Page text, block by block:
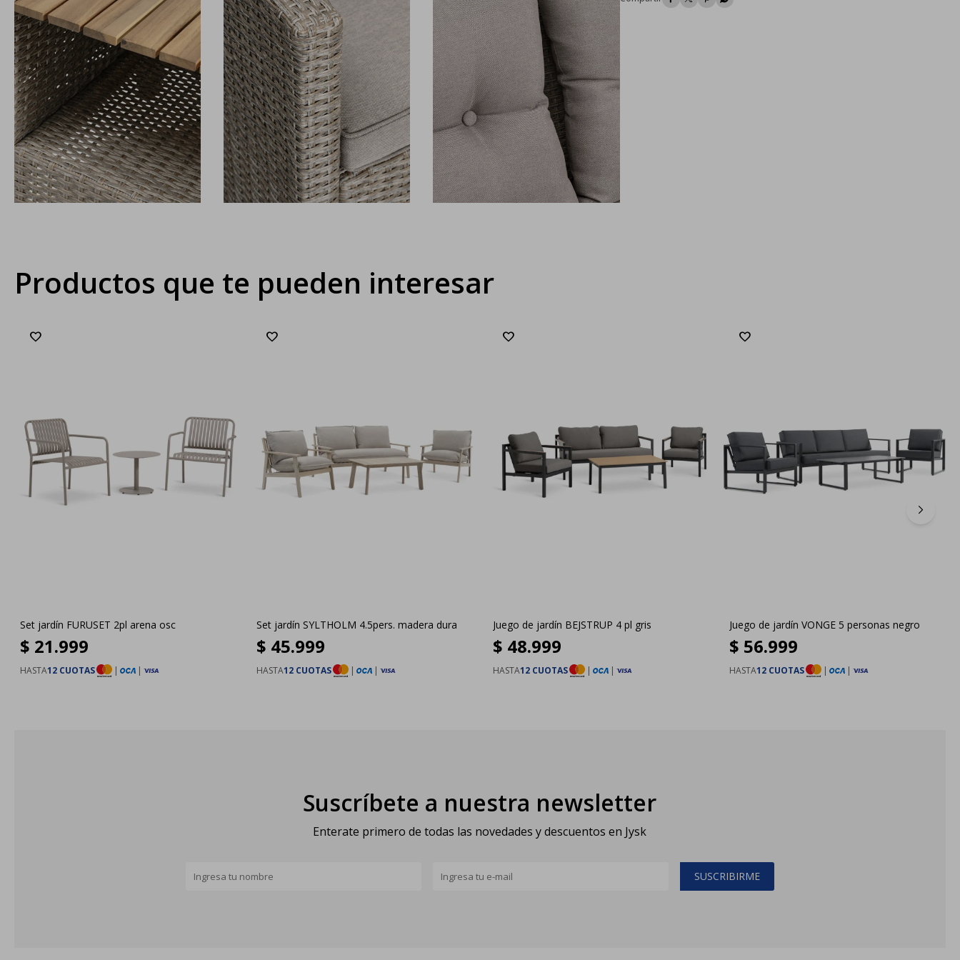
Productos que te pueden interesar
Set jardín FURUSET 2pl arena osc
$ 21.999
HASTA12 CUOTAS | |
Set jardín SYLTHOLM 4.5pers. madera dura
$ 45.999
HASTA12 CUOTAS | |
Juego de jardín BEJSTRUP 4 pl gris
$ 48.999
HASTA12 CUOTAS | |
Juego de jardín VONGE 5 personas negro
$ 56.999
HASTA12 CUOTAS | |
Suscríbete a nuestra newsletter
Enterate primero de todas las novedades y descuentos en Jysk
SUSCRIBIRME